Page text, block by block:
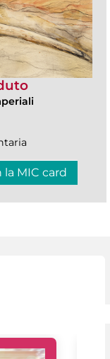
la MIC card